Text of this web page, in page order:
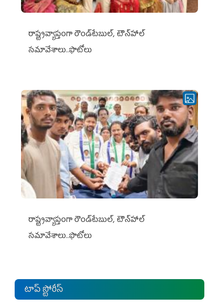
రాష్ట్రవ్యాప్తంగా రౌండ్‌టేబుల్‌, టౌన్‌హాల్‌
సమావేశాలు..ఫొటోలు
రాష్ట్రవ్యాప్తంగా రౌండ్‌టేబుల్‌, టౌన్‌హాల్‌
సమావేశాలు..ఫొటోలు
టాప్ స్టోరీస్